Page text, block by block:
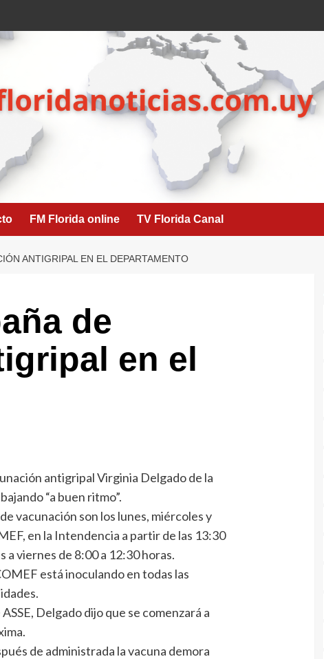
FM Florida online TV Florida Canal
ANTIGRIPAL EN EL DEPARTAMENTO
de
en el
antigripal Virginia Delgado de la
“a buen ritmo”.
vacunación son los lunes, miércoles y
en la Intendencia a partir de las 13:30
a viernes de 8:00 a 12:30 horas.
está inoculando en todas las
Delgado dijo que se comenzará a
de administrada la vacuna demora